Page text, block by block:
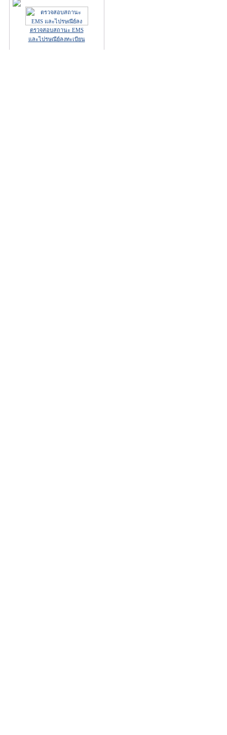
ตรวจสอบสถานะ EMS
และไปรษณีย์ลงทะเบียน